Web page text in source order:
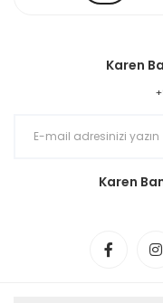
Karen
Karen